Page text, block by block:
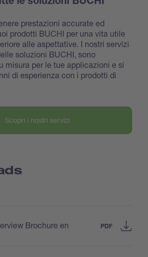
prestazioni accurate ed
prodotti BUCHI per una vita utile
alle aspettative. I nostri servizi
soluzioni BUCHI, sono
misura per le tue applicazioni e si
di esperienza con i prodotti di
Scopri i nostri servizi
Brochure en PDF